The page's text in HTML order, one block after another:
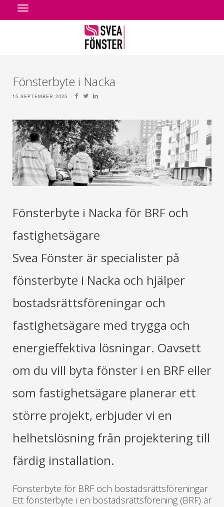
Toggle
navigation
Fönsterbyte i Nacka
15 SEPTEMBER 2025
Fönsterbyte i Nacka för BRF och
fastighetsägare
Svea Fönster är specialister på
fönsterbyte i Nacka och hjälper
bostadsrättsföreningar och
fastighetsägare med trygga och
energieffektiva lösningar. Oavsett
om du vill byta fönster i en BRF eller
som fastighetsägare planerar ett
större projekt, erbjuder vi en
helhetslösning från projektering till
färdig installation.
Fönsterbyte för BRF och bostadsrättsföreningar
Ett fönsterbyte i en bostadsrättsförening (BRF) är